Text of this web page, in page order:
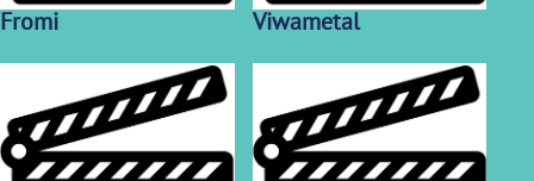
Fromi Viwametal